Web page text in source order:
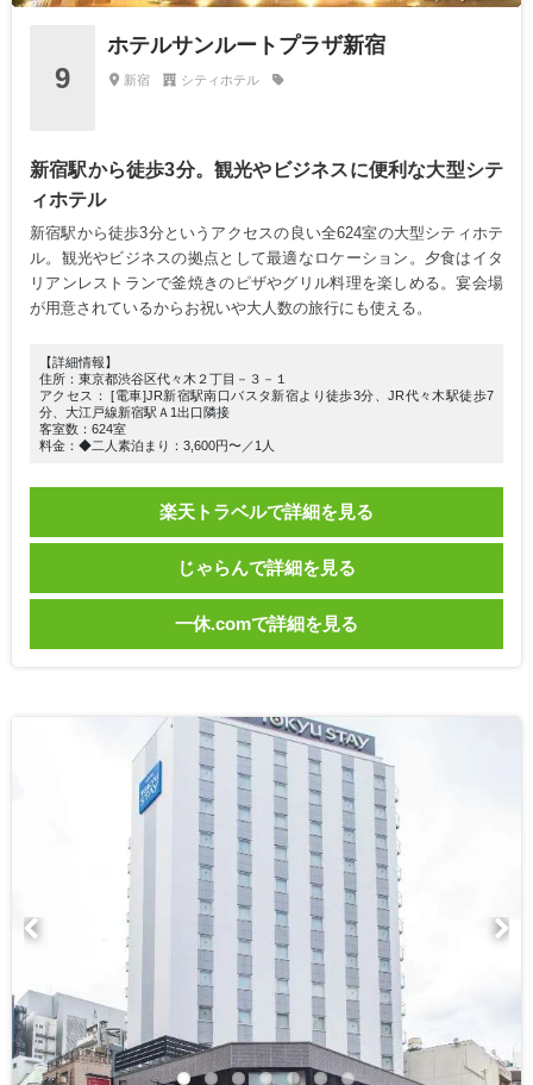
9
ホテルサンルートプラザ新宿
新宿 シティホテル
新宿駅から徒歩3分。観光やビジネスに便利な大型シテ
ィホテル
新宿駅から徒歩3分というアクセスの良い全624室の大型シティホテ
ル。観光やビジネスの拠点として最適なロケーション。夕食はイタ
リアンレストランで釜焼きのピザやグリル料理を楽しめる。宴会場
が用意されているからお祝いや大人数の旅行にも使える。
【詳細情報】
住所：東京都渋谷区代々木２丁目－３－１
アクセス： [電車]JR新宿駅南口バスタ新宿より徒歩3分、JR代々木駅徒歩7
分、大江戸線新宿駅Ａ1出口隣接
客室数：624室
料金：◆二人素泊まり：3,600円〜／1人
楽天トラベルで詳細を見る
じゃらんで詳細を見る
一休.comで詳細を見る